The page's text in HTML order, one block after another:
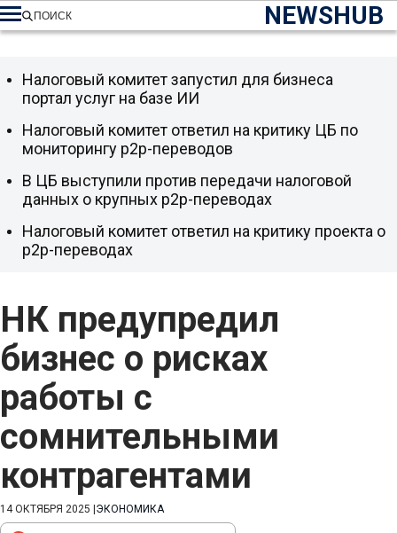
NEWSHUB
ПОИСК
НК предупредил
бизнес о рисках
работы с
сомнительными
контрагентами
14 ОКТЯБРЯ 2025 ЭКОНОМИКА
Налоговый комитет запустил для бизнеса
портал услуг на базе ИИ
Налоговый комитет ответил на критику ЦБ по
мониторингу p2p-переводов
В ЦБ выступили против передачи налоговой
данных о крупных p2p-переводах
Налоговый комитет ответил на критику проекта о
p2p-переводах